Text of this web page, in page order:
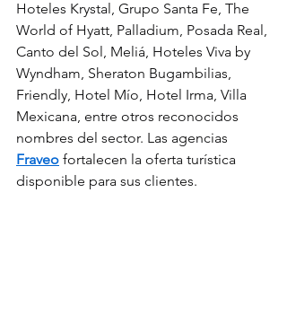
Hoteles Krystal, Grupo Santa Fe, The
World of Hyatt, Palladium, Posada Real,
Canto del Sol, Meliá, Hoteles Viva by
Wyndham, Sheraton Bugambilias,
Friendly, Hotel Mío, Hotel Irma, Villa
Mexicana, entre otros reconocidos
nombres del sector. Las agencias
Fraveo fortalecen la oferta turística
disponible para sus clientes.